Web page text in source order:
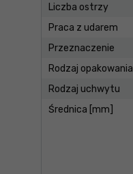
Liczba ostrzy
Praca z udarem
Przeznaczenie
Rodzaj opakowania
Rodzaj uchwytu
Średnica [mm]